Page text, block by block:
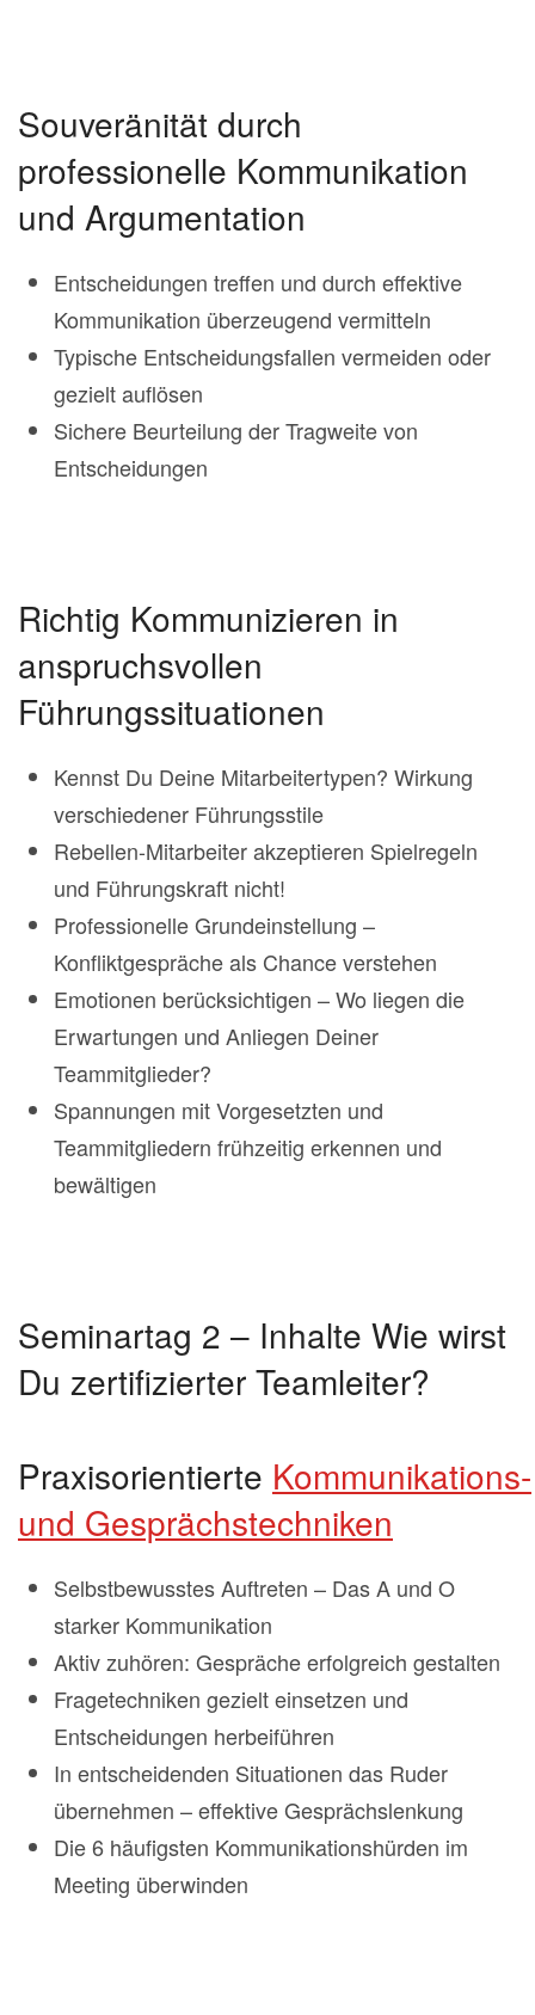
Souveränität durch
professionelle Kommunikation
und Argumentation
Entscheidungen treffen und durch effektive
Kommunikation überzeugend vermitteln
Typische Entscheidungsfallen vermeiden oder
gezielt auflösen
Sichere Beurteilung der Tragweite von
Entscheidungen
Richtig Kommunizieren in
anspruchsvollen
Führungssituationen
Kennst Du Deine Mitarbeitertypen? Wirkung
verschiedener Führungsstile
Rebellen-Mitarbeiter akzeptieren Spielregeln
und Führungskraft nicht!
Professionelle Grundeinstellung –
Konfliktgespräche als Chance verstehen
Emotionen berücksichtigen – Wo liegen die
Erwartungen und Anliegen Deiner
Teammitglieder?
Spannungen mit Vorgesetzten und
Teammitgliedern frühzeitig erkennen und
bewältigen
Seminartag 2 – Inhalte Wie wirst
Du zertifizierter Teamleiter?
Praxisorientierte Kommunikations-
und Gesprächstechniken
Selbstbewusstes Auftreten – Das A und O
starker Kommunikation
Aktiv zuhören: Gespräche erfolgreich gestalten
Fragetechniken gezielt einsetzen und
Entscheidungen herbeiführen
In entscheidenden Situationen das Ruder
übernehmen – effektive Gesprächslenkung
Die 6 häufigsten Kommunikationshürden im
Meeting überwinden